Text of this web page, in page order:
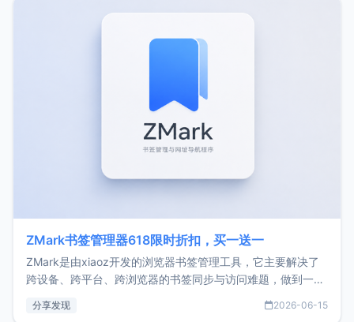
ZMark书签管理器618限时折扣，买一送一
ZMark是由xiaoz开发的浏览器书签管理工具，它主要解决了
跨设备、跨平台、跨浏览器的书签同步与访问难题，做到一处
用，让管理更高效。ZMark官网地址：
分享发现 2026-06-15